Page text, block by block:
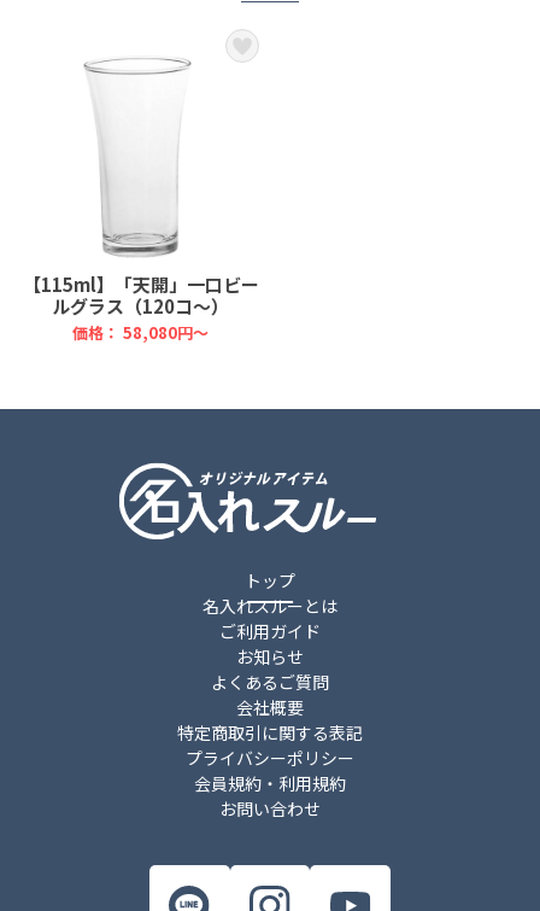
【115ml】「天開」一口ビー
ルグラス（120コ～）
価格：58,080円～
トップ
名入れスルーとは
ご利用ガイド
お知らせ
よくあるご質問
会社概要
特定商取引に関する表記
プライバシーポリシー
会員規約・利用規約
お問い合わせ